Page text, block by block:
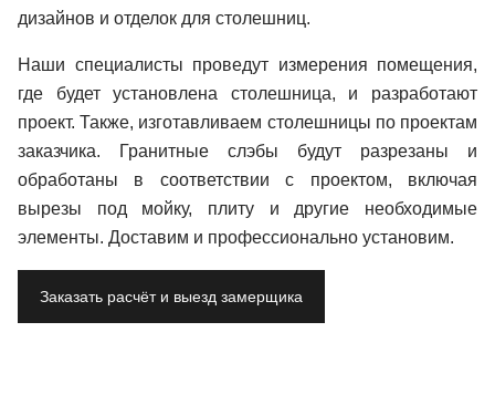
дизайнов и отделок для столешниц.
Наши специалисты проведут измерения помещения,
где будет установлена столешница, и разработают
проект. Также, изготавливаем столешницы по проектам
заказчика. Гранитные слэбы будут разрезаны и
обработаны в соответствии с проектом, включая
вырезы под мойку, плиту и другие необходимые
элементы. Доставим и профессионально установим.
Заказать расчёт и выезд замерщика